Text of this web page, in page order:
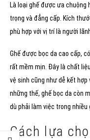
Là loại ghế được ưa chuộng
trọng và đẳng cấp. Kích
phù hợp với vị trí là người
Ghế được bọc da cao cấp,
rất mềm mịn. Đây là chất
vệ sinh cũng như dễ kết hợp
những thế, ghế bọc da còn
dù phải làm việc trong nhiều
Cách lựa